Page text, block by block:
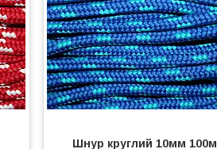
Шнур круглий 10мм 100м